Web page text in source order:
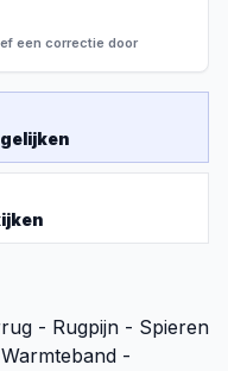
een correctie door
- Rugpijn - Spieren
-